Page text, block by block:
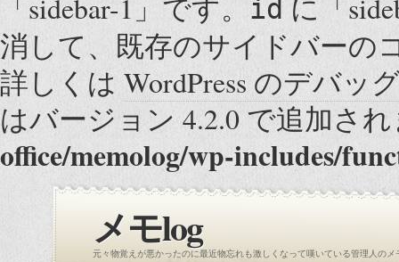
「sidebar-1」です。
id に「
消して、既存のサイドバーの
詳しくは WordPress のデバッ
はバージョン 4.2.0 で追加さ
office/memolog/wp-includes/
メモlog
元々物覚えが悪かったのに最近物忘れも激しくなって嘆いている管理人のメ